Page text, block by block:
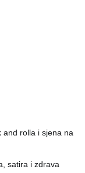
and rolla i sjena na
satira i zdrava